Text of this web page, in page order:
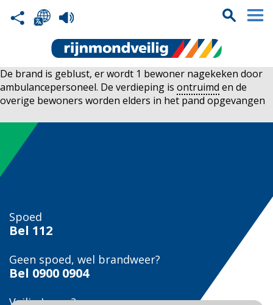
De brand is geblust, er wordt 1 bewoner nagekeken door
ambulancepersoneel. De verdieping is ontruimd en de
overige bewoners worden elders in het pand opgevangen
Spoed
Bel 112
Geen spoed, wel brandweer?
Bel 0900 0904
Veilig Leven?